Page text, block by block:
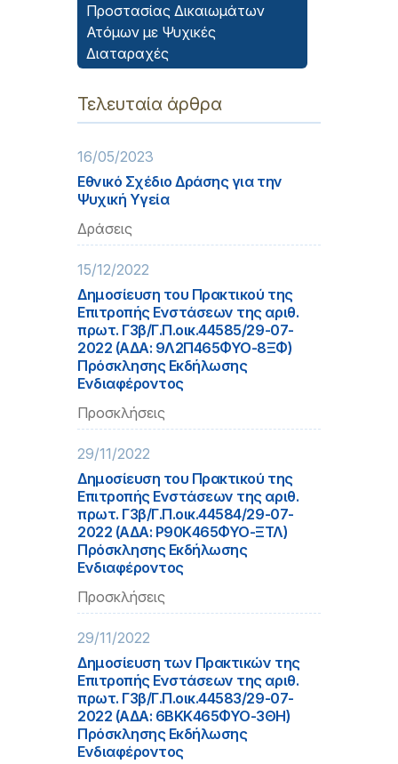
Προστασίας Δικαιωμάτων
Ατόμων με Ψυχικές
Διαταραχές
Τελευταία άρθρα
16/05/2023
Εθνικό Σχέδιο Δράσης για την
Ψυχική Υγεία
Δράσεις
15/12/2022
Δημοσίευση του Πρακτικού της
Επιτροπής Ενστάσεων της αριθ.
πρωτ. Γ3β/Γ.Π.οικ.44585/29-07-
2022 (ΑΔΑ: 9Λ2Π465ΦΥΟ-8ΞΦ)
Πρόσκλησης Εκδήλωσης
Ενδιαφέροντος
Προσκλήσεις
29/11/2022
Δημοσίευση του Πρακτικού της
Επιτροπής Ενστάσεων της αριθ.
πρωτ. Γ3β/Γ.Π.οικ.44584/29-07-
2022 (ΑΔΑ: Ρ90Κ465ΦΥΟ-ΞΤΛ)
Πρόσκλησης Εκδήλωσης
Ενδιαφέροντος
Προσκλήσεις
29/11/2022
Δημοσίευση των Πρακτικών της
Επιτροπής Ενστάσεων της αριθ.
πρωτ. Γ3β/Γ.Π.οικ.44583/29-07-
2022 (ΑΔΑ: 6ΒΚΚ465ΦΥΟ-3ΘΗ)
Πρόσκλησης Εκδήλωσης
Ενδιαφέροντος